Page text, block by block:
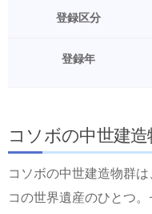
登録区分
登録年
コソボの中世建造
コソボの中世建造物群
コの世界遺産のひとつ